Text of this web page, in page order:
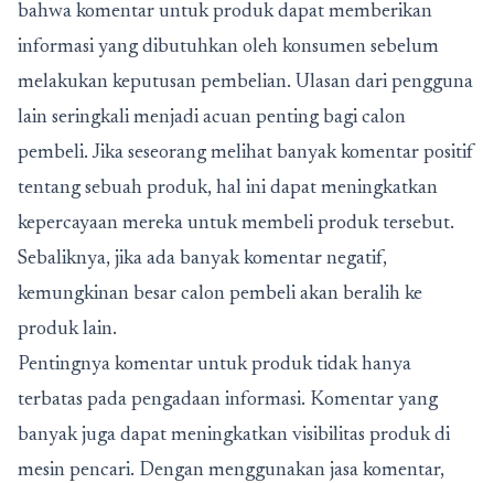
bahwa komentar untuk produk dapat memberikan
informasi yang dibutuhkan oleh konsumen sebelum
melakukan keputusan pembelian. Ulasan dari pengguna
lain seringkali menjadi acuan penting bagi calon
pembeli. Jika seseorang melihat banyak komentar positif
tentang sebuah produk, hal ini dapat meningkatkan
kepercayaan mereka untuk membeli produk tersebut.
Sebaliknya, jika ada banyak komentar negatif,
kemungkinan besar calon pembeli akan beralih ke
produk lain.
Pentingnya komentar untuk produk tidak hanya
terbatas pada pengadaan informasi. Komentar yang
banyak juga dapat meningkatkan visibilitas produk di
mesin pencari. Dengan menggunakan jasa komentar,